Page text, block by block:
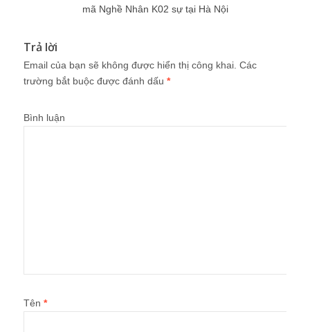
mã Nghề Nhân K02 sự tại Hà Nội
Trả lời
Email của bạn sẽ không được hiển thị công khai. Các
trường bắt buộc được đánh dấu *
Bình luận
Tên *